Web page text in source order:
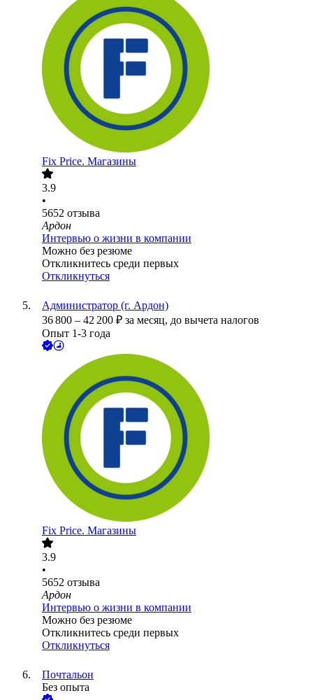
Fix Price. Магазины
3.9
•
5652 отзыва
Ардон
Интервью о жизни в компании
Можно без резюме
Откликнитесь среди первых
Откликнуться
Администратор (г. Ардон)
36 800 – 42 200 ₽ за месяц, до вычета налогов
Опыт 1-3 года
Fix Price. Магазины
3.9
•
5652 отзыва
Ардон
Интервью о жизни в компании
Можно без резюме
Откликнитесь среди первых
Откликнуться
Почтальон
Без опыта